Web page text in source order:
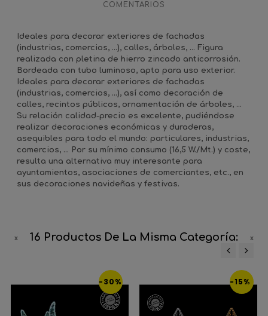
COMENTARIOS
Ideales para decorar exteriores de fachadas
(industrias, comercios, ...), calles, árboles, … Figura
realizada con pletina de hierro zincado anticorrosión.
Bordeada con tubo luminoso, apto para uso exterior.
Ideales para decorar exteriores de fachadas
(industrias, comercios, ...), así como decoración de
calles, recintos públicos, ornamentación de árboles, ...
Su relación calidad-precio es excelente, pudiéndose
realizar decoraciones económicas y duraderas,
asequibles para todo el mundo: particulares, industrias,
comercios, ... Por su mínimo consumo (16,5 W./Mt.) y coste,
resulta una alternativa muy interesante para
ayuntamientos, asociaciones de comerciantes, etc., en
sus decoraciones navideñas y festivas.
16 Productos De La Misma Categoría:
-30% -15%